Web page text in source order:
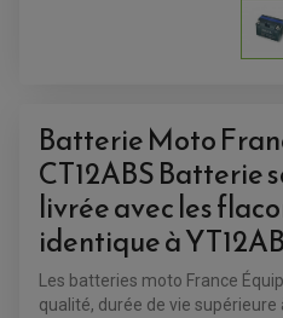
Batterie Moto
CT12ABS Batterie
livrée avec les
identique à
Les batteries moto France
qualité, durée de vie